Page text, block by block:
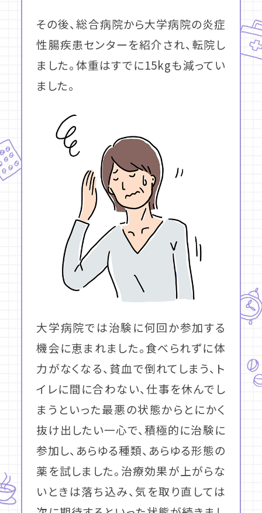
その後、総合病院から大学病院の炎症
性腸疾患センターを紹介され、転院し
ました。体重はすでに15kgも減ってい
ました。
大学病院では治験に何回か参加する
機会に恵まれました。食べられずに体
力がなくなる、貧血で倒れてしまう、ト
イレに間に合わない、仕事を休んでし
まうといった最悪の状態からとにかく
抜け出したい一心で、積極的に治験に
参加し、あらゆる種類、あらゆる形態の
薬を試しました。治療効果が上がらな
いときは落ち込み、気を取り直しては